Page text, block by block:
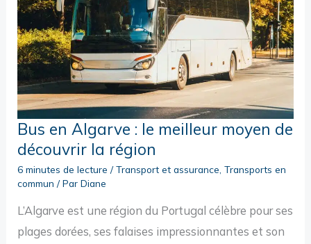
Bus en Algarve : le meilleur moyen de
découvrir la région
6 minutes de lecture /Transport et assurance ,Transports en
commun / ParDiane
L’Algarve est une région du Portugal célèbre pour ses
plages dorées, ses falaises impressionnantes et son